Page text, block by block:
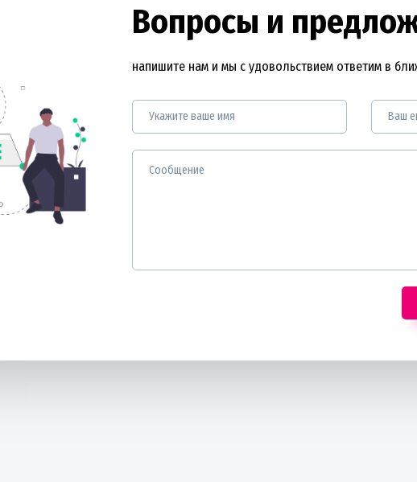
Вопросы и
напишите нам и мы с удовольствием ответим в